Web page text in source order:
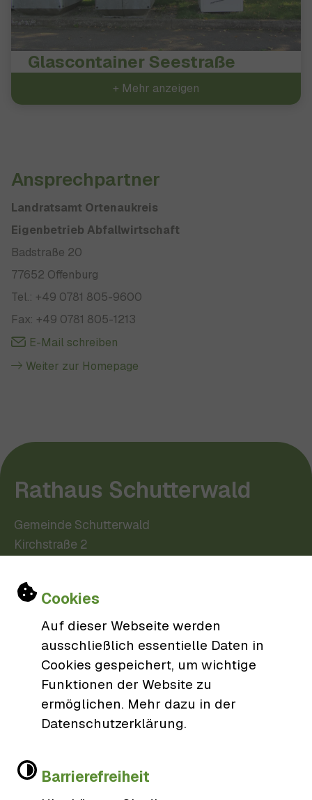
Einstellungen zu Cookies und
Cookies
Auf dieser Webseite werden
ausschließlich essentielle Daten in
Cookies gespeichert, um wichtige
Funktionen der Website zu
ermöglichen. Mehr dazu in der
Datenschutzerklärung.
Barrierefreiheit
Glascontainer Seestraße
+ Mehr anzeigen
Ansprechpartner
Landratsamt Ortenaukreis
Eigenbetrieb Abfallwirtschaft
Badstraße 20
77652 Offenburg
Tel.: +49 0781 805-9600
Fax: +49 0781 805-1213
E-Mail schreiben
Weiter zur Homepage
Rathaus Schutterwald
Gemeinde Schutterwald
Kirchstraße 2
0781/9606-0
Öffnungszeiten